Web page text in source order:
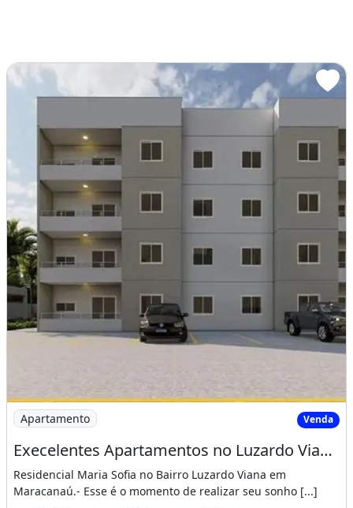
Imagem: Execelentes Apartamentos no Luzardo Viana
Apartamento Venda
Execelentes Apartamentos no Luzardo Viana com 2 Suítes
Residencial Maria Sofia no Bairro Luzardo Viana em
Maracanaú.- Esse é o momento de realizar seu sonho [...]